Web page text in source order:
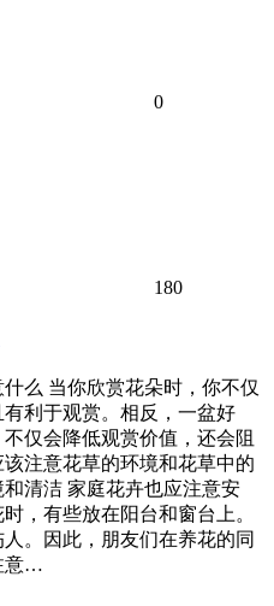
0
180
么 当你欣赏花朵时，你不仅
利于观赏。相反，一盆好
仅会降低观赏价值，还会阻
注意花草的环境和花草中的
清洁 家庭花卉也应注意安
，有些放在阳台和窗台上。
。因此，朋友们在养花的同
意…